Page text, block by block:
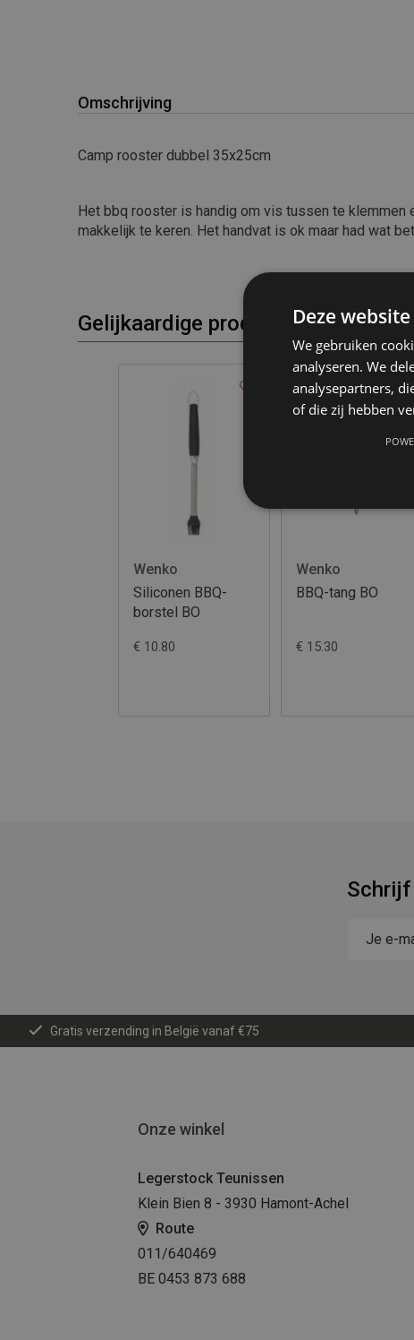
Omschrijving
Camp rooster dubbel 35x25cm
Het bbq rooster is handig om vis tussen te klemmen
makkelijk te keren. Het handvat is ok maar had wat
Gelijkaardige producten
Wenko
Siliconen BBQ-
borstel BO
€ 10.80
Wenko
BBQ-tang BO
€ 15.30
Gratis verzending in België vanaf €75
Onze winkel
Legerstock Teunissen
Klein Bien 8 - 3930 Hamont-Achel
Route
011/640469
BE 0453 873 688
Deze
We gebruiken
analyseren. We
analysepartners,
of die zij hebben